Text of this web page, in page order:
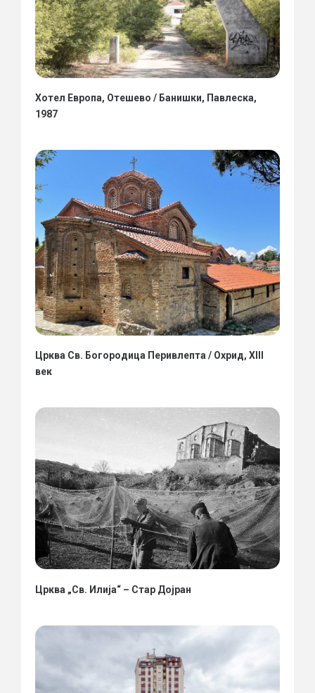
Хотел Европа, Отешево / Банишки, Павлеска,
1987
Црква Св. Богородица Перивлепта / Охрид, XIII
век
Црква „Св. Илија“ – Стар Дојран